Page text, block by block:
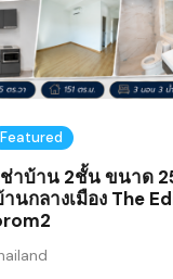
Featured
าบ้าน 2ชั้น ขนาด
านกลางเมือง The